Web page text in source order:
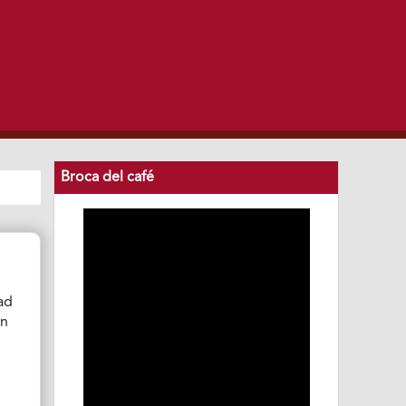
Broca del café